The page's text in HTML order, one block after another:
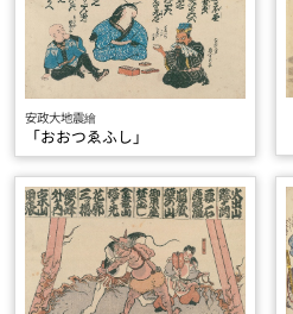
安政大地震繪
「おおつゑふし」